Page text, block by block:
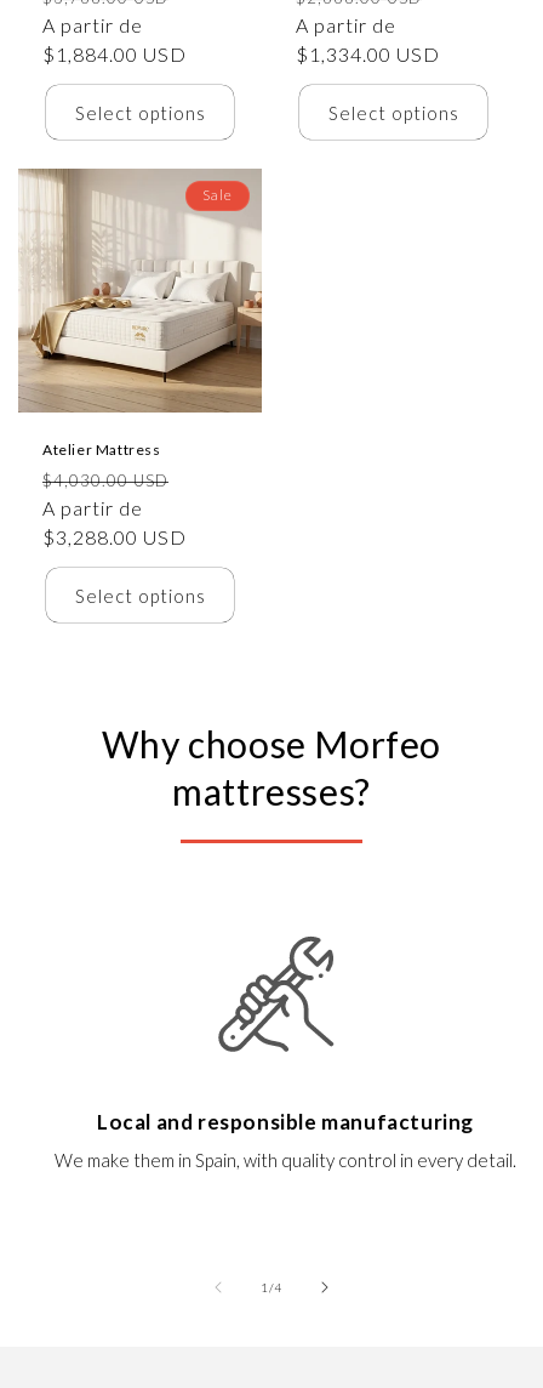
habitual
oferta
A partir de
$1,884.00 USD
Select options
habitual
oferta
A partir de
$1,334.00 USD
Select options
Sale
Atelier Mattress
Precio
habitual
$4,030.00 USD
oferta
A partir de
$3,288.00 USD
Select options
Why choose Morfeo
mattresses?
Local and responsible manufacturing
We make them in Spain, with quality control in every detail.
1 /of
4